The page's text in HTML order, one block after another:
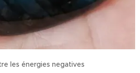
les énergies negatives